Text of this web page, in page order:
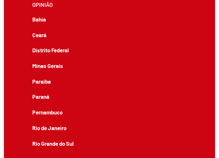
OPINIÃO
Bahia
Ceará
Distrito Federal
Minas Gerais
Paraíba
Paraná
Pernambuco
Rio de Janeiro
Rio Grande do Sul